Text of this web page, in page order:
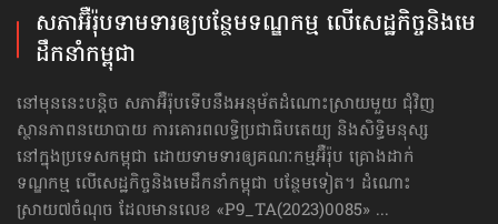
សភាអ៊ឺរ៉ុបទាមទារ​ឲ្យបន្ថែម​ទណ្ឌកម្ម លើសេដ្ឋកិច្ច​និងមេ
ដឹកនាំកម្ពុជា
នៅមុននេះបន្តិច សភាអ៊ឺរ៉ុបទើបនឹងអនុម័តដំណោះស្រាយមួយ ជុំវិញ
ស្ថានភាពនយោបាយ ការគោរព​លទ្ធិ​ប្រជាធិបតេយ្យ និងសិទ្ធិមនុស្ស
នៅក្នុងប្រទេសកម្ពុជា ដោយទាមទារឲ្យគណៈកម្មអ៊ឺរ៉ុប គ្រោងដាក់​
ទណ្ឌកម្ម លើសេដ្ឋកិច្ច​និងមេដឹកនាំកម្ពុជា បន្ថែមទៀត។ ដំណោះ
ស្រាយ៧ចំណុច ដែលមានលេខ «P9_TA(2023)0085» ...